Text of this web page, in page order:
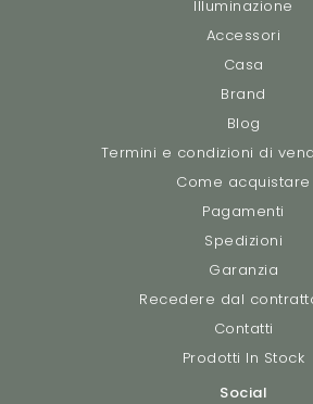
Illuminazione
Accessori
Casa
Brand
Blog
Termini e condizioni di
Come acquistare
Pagamenti
Spedizioni
Garanzia
Recedere dal
Contatti
Prodotti In Stock
Social